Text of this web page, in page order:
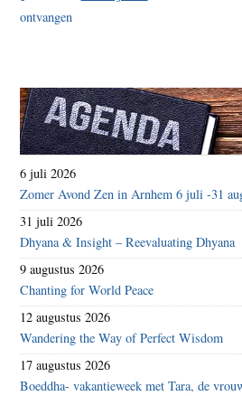
6 juli 2026
Zomer Avond Zen in Arnhem 6 juli -31
31 juli 2026
Dhyana & Insight – Reevaluating Dhyana
9 augustus 2026
Chanting for World Peace
12 augustus 2026
Wandering the Way of Perfect Wisdom
17 augustus 2026
Boeddha- vakantieweek met Tara, de